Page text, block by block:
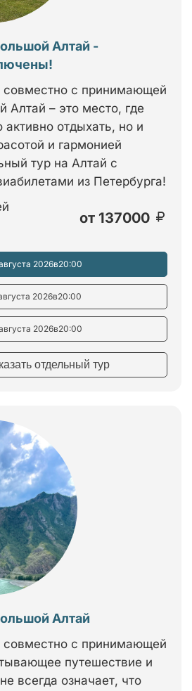
Алтай -
совместно с принимающей
Алтай – это место, где
отдыхать, но и
и гармонией
тур на Алтай с
из Петербурга!
от 137000
2026в20:00
2026в20:00
2026в20:00
отдельный тур
Алтай
совместно с принимающей
путешествие и
всегда означает, что